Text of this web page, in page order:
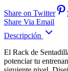
Share on Twitter
Share Via Email
Descripción
El Rack de
potenciar tu